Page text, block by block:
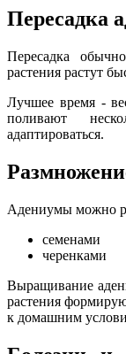
Пересадка
Пересадка
растения растут
Лучшее время -
поливают
адаптироваться.
Адениумы можно
семенами
черенками
Выращивание
растения
к домашним